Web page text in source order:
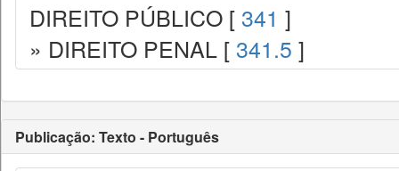
DIREITO PÚBLICO [ 341 ]
» DIREITO PENAL [ 341.5 ]
Publicação: Texto - Português